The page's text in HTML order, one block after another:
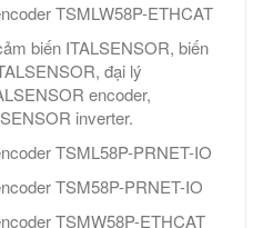
TSMLW58P-ETHCAT
biến ITALSENSOR, biến
đại lý
encoder,
inverter.
TSML58P-PRNET-IO
TSM58P-PRNET-IO
TSMW58P-ETHCAT